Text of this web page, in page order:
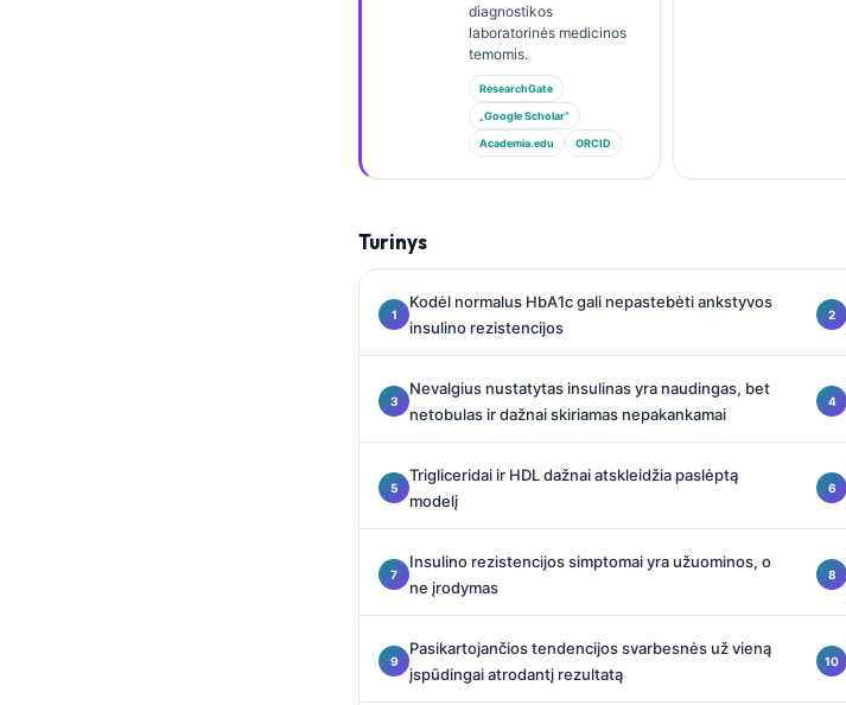
diagnostikos
laboratorinės medicinos
temomis.
ResearchGate
„Google Scholar“
Academia.edu ORCID
Turinys
Kodėl normalus HbA1c gali nepastebėti ankstyvos
insulino rezistencijos
Nevalgius nustatytas insulinas yra naudingas, bet
netobulas ir dažnai skiriamas nepakankamai
Trigliceridai ir HDL dažnai atskleidžia paslėptą
modelį
Insulino rezistencijos simptomai yra užuominos, o
ne įrodymas
Pasikartojančios tendencijos svarbesnės už vieną
įspūdingai atrodantį rezultatą